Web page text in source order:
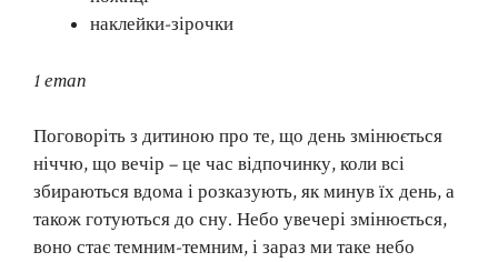
наклейки-зірочки
1 етап
Поговоріть з дитиною про те, що день змінюється
ніччю, що вечір – це час відпочинку, коли всі
збираються вдома і розказують, як минув їх день, а
також готуються до сну. Небо увечері змінюється,
воно стає темним-темним, і зараз ми таке небо